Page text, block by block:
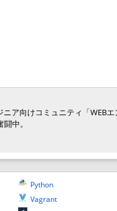
ニア向けコミュニティ「
中。
Python
Vagrant